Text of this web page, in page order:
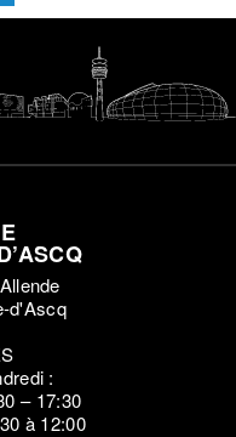
d'Ascq
:
– 17:30
à 12:00